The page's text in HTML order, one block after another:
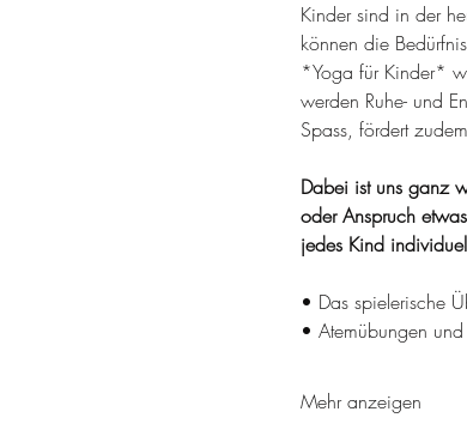
Kinder sind in der
können die
*Yoga für Kinder*
werden Ruhe- und
Spass, fördert
Dabei ist uns ganz
oder Anspruch
jedes Kind
• Das spielerische
• Atemübungen
Mehr anzeigen